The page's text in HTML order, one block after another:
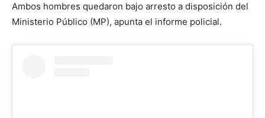
Ambos hombres quedaron bajo arresto a disposición del
Ministerio Público (MP), apunta el informe policial.